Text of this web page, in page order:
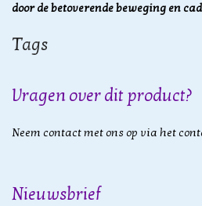
door de betoverende beweging en
Tags
Vragen over dit product?
Neem contact met ons op via het
Nieuwsbrief